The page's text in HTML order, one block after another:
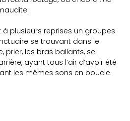
à plusieurs reprises un groupes
se trouvant dans le
prier, les bras ballants, se
ayant tous l’air d’avoir été
les mêmes sons en boucle.